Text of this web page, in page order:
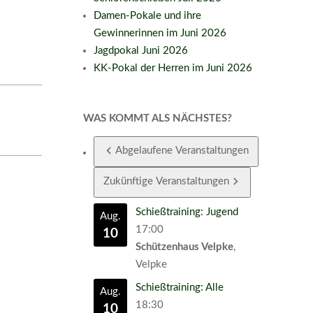
Damen-Pokale und ihre
Gewinnerinnen im Juni 2026
Jagdpokal Juni 2026
KK-Pokal der Herren im Juni 2026
WAS KOMMT ALS NÄCHSTES?
Abgelaufene Veranstaltungen
Zukünftige Veranstaltungen
Aug.
10
Schießtraining: Jugend
17:00
Schützenhaus Velpke,
Velpke
Aug.
10
Schießtraining: Alle
18:30